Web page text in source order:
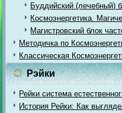
Буддийский (лечебный)
Космоэнергетика.
Магистровский блок
Методичка по
Классическая
Рэйки
Рейки система
История Рейки: Как